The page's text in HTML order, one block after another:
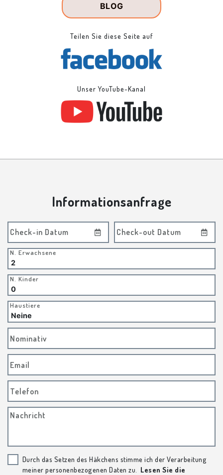
BLOG
Teilen Sie diese Seite auf
Unser YouTube-Kanal
Informationsanfrage
Check-in Datum Check-out Datum
N. Erwachsene
N. Kinder
Haustiere
Nominativ
Email
Telefon
Nachricht
Durch das Setzen des Häkchens stimme ich der Verarbeitung
meiner personenbezogenen Daten zu.
Lesen Sie die